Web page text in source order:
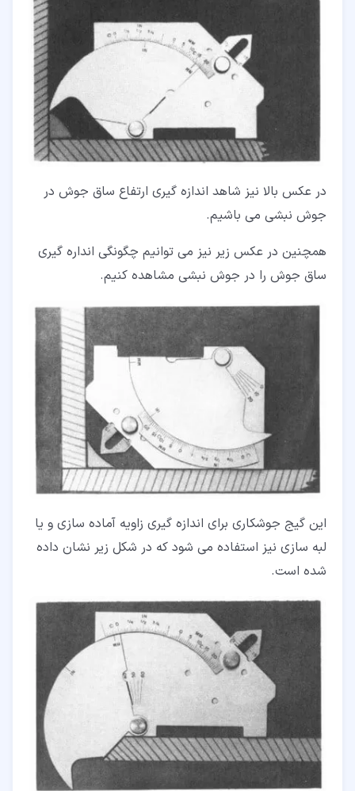
در عکس بالا نیز شاهد اندازه گیری ارتفاع ساق جوش در
جوش نبشی می ­باشیم.
همچنین در عکس زیر نیز می­ توانیم چگونگی انداره گیری
ساق جوش را در جوش نبشی مشاهده کنیم.
این گیج جوشکاری برای اندازه گیری زاویه آماده سازی و یا
لبه سازی نیز استفاده می ­شود که در شکل زیر نشان داده
شده است.